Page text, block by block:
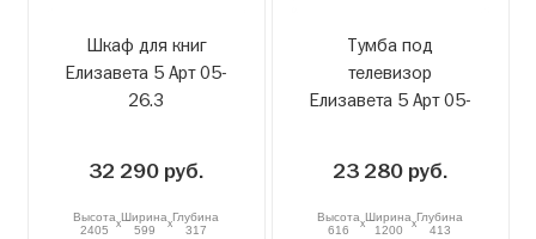
Шкаф для книг
Елизавета 5 Арт 05-
26.3
32 290 руб.
Высота
2405
xШирина
599
xГлубина
317
Тумба под
телевизор
Елизавета 5 Арт 05-
23 280 руб.
Высота
616
xШирина
1200
xГлубина
413